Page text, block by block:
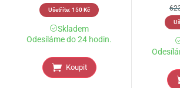
Ušetříte: 150Kč
Skladem
Odesíláme do 24 hodin.
Koupit